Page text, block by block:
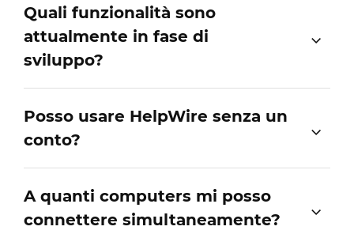
Quali funzionalità sono
attualmente in fase di
sviluppo?
Posso usare HelpWire senza un
conto?
A quanti computers mi posso
connettere simultaneamente?